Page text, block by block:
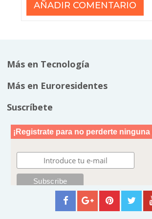
Más en Tecnología
Más en Euroresidentes
Suscríbete